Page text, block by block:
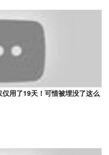
仅用了19天！可惜被埋没了这么